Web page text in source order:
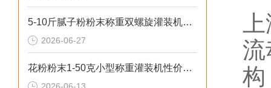
5-10斤腻子粉粉末称重双螺旋灌装机厂家生产
2026-06-27
花粉粉末1-50克小型称重灌装机性价比高
构